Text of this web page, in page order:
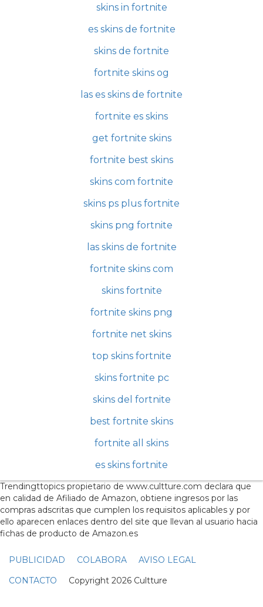
skins in fortnite
es skins de fortnite
skins de fortnite
fortnite skins og
las es skins de fortnite
fortnite es skins
get fortnite skins
fortnite best skins
skins com fortnite
skins ps plus fortnite
skins png fortnite
las skins de fortnite
fortnite skins com
skins fortnite
fortnite skins png
fortnite net skins
top skins fortnite
skins fortnite pc
skins del fortnite
best fortnite skins
fortnite all skins
es skins fortnite
Trendingttopics propietario de www.cultture.com declara que
en calidad de Afiliado de Amazon, obtiene ingresos por las
compras adscritas que cumplen los requisitos aplicables y por
ello aparecen enlaces dentro del site que llevan al usuario hacia
fichas de producto de Amazon.es
PUBLICIDAD COLABORA
AVISO LEGAL
CONTACTO Copyright 2026 Cultture